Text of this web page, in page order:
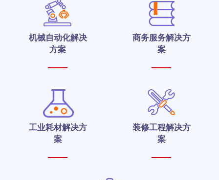
机械自动化解决
方案
商务服务解决方
案
工业耗材解决方
案
装修工程解决方
案